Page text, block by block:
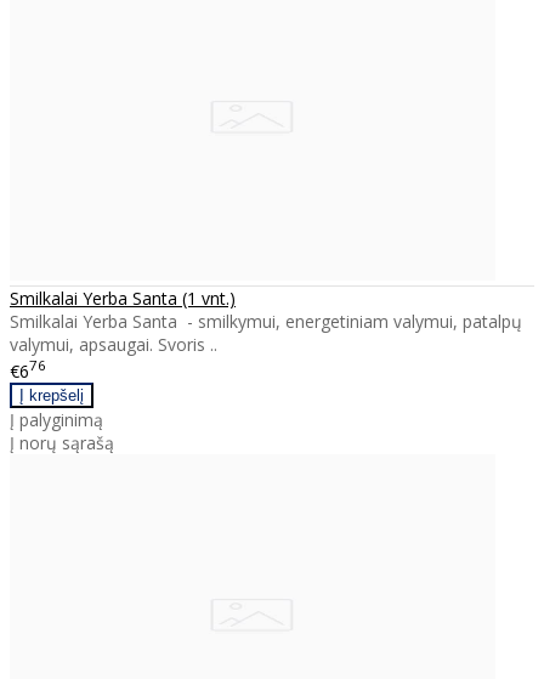
Smilkalai Yerba Santa (1 vnt.)
Smilkalai Yerba Santa - smilkymui, energetiniam valymui, patalpų
valymui, apsaugai. Svoris ..
€676
Į palyginimą
Į norų sąrašą